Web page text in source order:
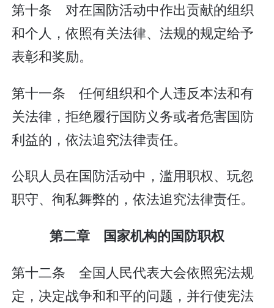
第十条 对在国防活动中作出贡献的组织
和个人，依照有关法律、法规的规定给予
表彰和奖励。
第十一条 任何组织和个人违反本法和有
关法律，拒绝履行国防义务或者危害国防
利益的，依法追究法律责任。
公职人员在国防活动中，滥用职权、玩忽
职守、徇私舞弊的，依法追究法律责任。
第二章 国家机构的国防职权
第十二条 全国人民代表大会依照宪法规
定，决定战争和和平的问题，并行使宪法